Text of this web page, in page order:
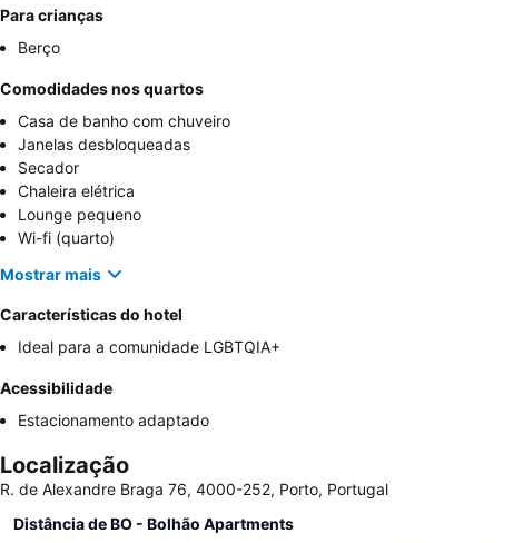
Para crianças
Berço
Comodidades nos quartos
Casa de banho com chuveiro
Janelas desbloqueadas
Secador
Chaleira elétrica
Lounge pequeno
Wi-fi (quarto)
Mostrar mais
Características do hotel
Ideal para a comunidade LGBTQIA+
Acessibilidade
Estacionamento adaptado
Localização
R. de Alexandre Braga 76, 4000-252, Porto, Portugal
Distância de BO - Bolhão Apartments